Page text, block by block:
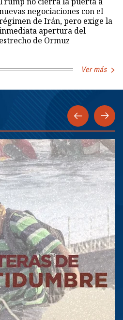
negociaciones con el
de Irán, pero exige la
apertura del
estrecho de Ormuz
Ver más